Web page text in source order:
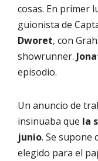
cosas. En primer
guionista de
Dworet, con
showrunner.
episodio.
Un anuncio de
insinuaba que la
junio. Se supone
elegido para el